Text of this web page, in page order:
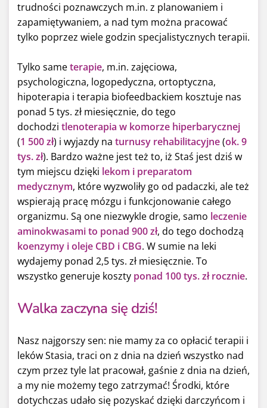
trudności poznawczych m.in. z planowaniem i
zapamiętywaniem, a nad tym można pracować
tylko poprzez wiele godzin specjalistycznych terapii.
Tylko sameterapie, m.in. zajęciowa,
psychologiczna, logopedyczna, ortoptyczna,
hipoterapia i terapia biofeedbackiem kosztuje nas
ponad 5 tys. zł miesięcznie, do tego
dochodzi tlenoterapia w komorze hiperbarycznej
(1 500 zł) i wyjazdy na turnusy rehabilitacyjne(ok. 9
tys. zł). Bardzo ważne jest też to, iż Staś jest dziś w
tym miejscu dzięki lekom i preparatom
medycznym, które wyzwoliły go od padaczki, ale też
wspierają pracę mózgu i funkcjonowanie całego
organizmu. Są one niezwykle drogie, samo leczenie
aminokwasami to ponad 900 zł, do tego dochodzą
koenzymy i oleje CBD i CBG. W sumie na leki
wydajemy ponad 2,5 tys. zł miesięcznie. To
wszystko generuje koszty ponad 100 tys. zł rocznie.
Walka zaczyna się dziś!
Nasz najgorszy sen: nie mamy za co opłacić terapii i
leków Stasia, traci on z dnia na dzień wszystko nad
czym przez tyle lat pracował, gaśnie z dnia na dzień,
a my nie możemy tego zatrzymać! Środki, które
dotychczas udało się pozyskać dzięki darczyńcom i